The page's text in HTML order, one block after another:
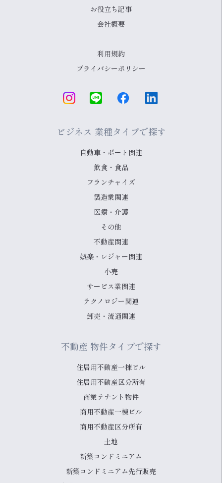
お役立ち記事
会社概要
利用規約
プライバシーポリシー
不動産 物件タイプで探す
住居用不動産一棟ビル
住居用不動産区分所有
商業テナント物件
商用不動産一棟ビル
商用不動産区分所有
土地
新築コンドミニアム
新築コンドミニアム先行販売
ビジネス 業種タイプで探す
自動車・ボート関連
飲食・食品
フランチャイズ
製造業関連
医療・介護
その他
不動産関連
娯楽・レジャー関連
小売
サービス業関連
テクノロジー関連
卸売・流通関連